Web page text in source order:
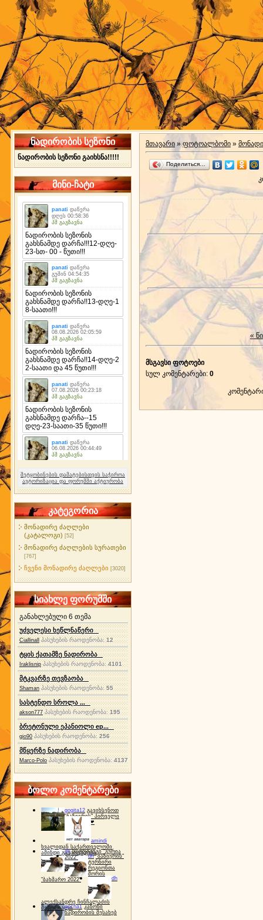
ნადირობის სეზონი
ნადირობის სეზონი გაიხსნა!!!!!
მინი-ჩატი
შეტყობინების დამატებისთვის საჭიროა
ავტორიზაცია და ფორუმში აქტიურობა
კატეგორია
მონადირე ძაღლები
(კატალოგი) [52]
მონადირე ძაღლების სურათები
[767]
ჩვენი მონადირე ძაღლები [3020]
სიახლე ფორუმში
განახლებული 6 თემა
უძველესი ხეწლნაწერი
Ciallinall პასუხების რაოდენობა:12
ტყის ქათამზე ნადირობა
Iraklisnip პასუხების რაოდენობა: 4101
მტკვარზე თევზაობა
Shaman პასუხების რაოდენობა:55
სასტენდო სროლა ...
akson777 პასუხების რაოდენობა:195
ბრეტონული ეპანიოლი ep...
gio90 პასუხების რაოდენობა:256
მწყერზე ნადირობა
Marco-Polo პასუხების რაოდენობა:4137
ბოლო კომენტარები
gogita12 გავიხსენოთ
"ბაზიერის" პირველი
ტურნირი ❤
amindi
ხვალიდან საქართველოში
ამინდი გაუარესდება
dh სპორტინგი "გურია
2022"
dh "ბაზიერის"
ტურნირი
რეგიონთა
შორის
"ბახმარო 2022"
dh
ალექსანდრე ჩინჩალაძის
მემორიალიgocha1 კანონი
ნადირობის შესახებ
მთავარი » ფოტოალბომი »
Поделиться…
«
მსგავსი ფოტოები
სულ კომენტარები: 0